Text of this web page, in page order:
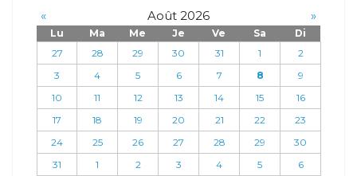
« Août 2026 »
Lu Ma Me Je Ve Sa
Di
27
28 29 30 31 1
2
3
4 5 6 7 8
9
10
11 12 13 14 15
16
17
18 19 20 21 22
23
24
25 26 27 28 29
30
31
1 2 3 4 5 6